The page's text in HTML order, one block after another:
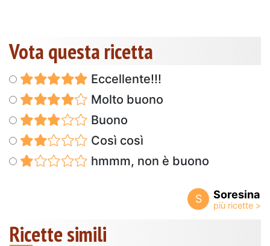
Vota questa ricetta
Eccellente!!!
Molto buono
Buono
Così così
hmmm, non è buono
S Soresina
Ricette simili